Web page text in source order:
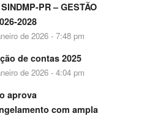
PR – GESTÃO
2028
de 2026 - 7:48 pm
de contas 2025
de 2026 - 4:04 pm
aprova
com ampla